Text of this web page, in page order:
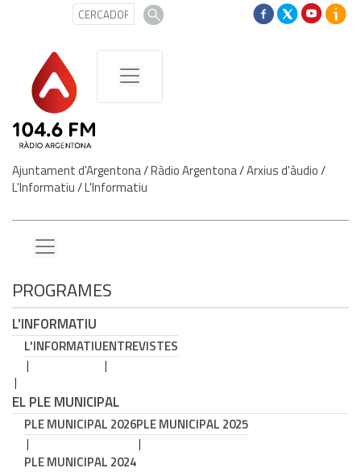
Ajuntament d'Argentona/Ràdio Argentona/Arxius d'àudio/
L'Informatiu/L'Informatiu
PROGRAMES
L'INFORMATIU
L'INFORMATIUENTREVISTES
EL PLE MUNICIPAL
PLE MUNICIPAL 2026PLE MUNICIPAL 2025
PLE MUNICIPAL 2024